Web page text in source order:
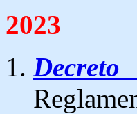
2023